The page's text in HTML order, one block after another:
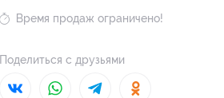
Время продаж ограничено!
Поделиться с друзьями